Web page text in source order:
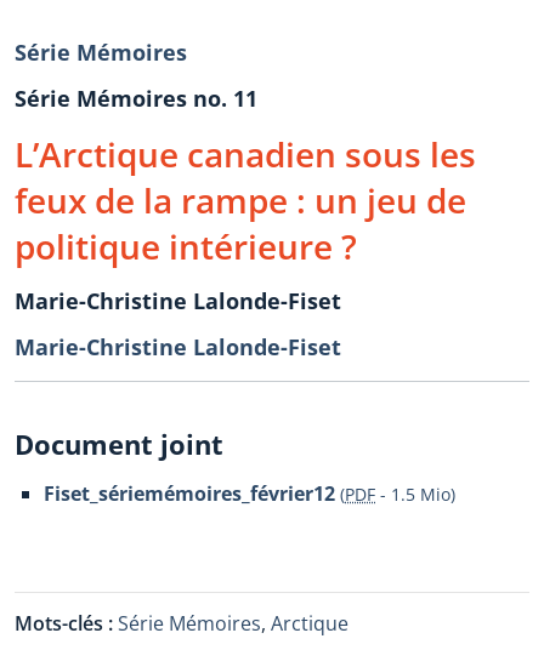
Série Mémoires
Série Mémoires no. 11
L’Arctique canadien sous les
feux de la rampe : un jeu de
politique intérieure ?
Marie-Christine Lalonde-Fiset
Marie-Christine Lalonde-Fiset
Document joint
Fiset_sériemémoires_février12 (PDF - 1.5 Mio)
Mots-clés :Série Mémoires, Arctique